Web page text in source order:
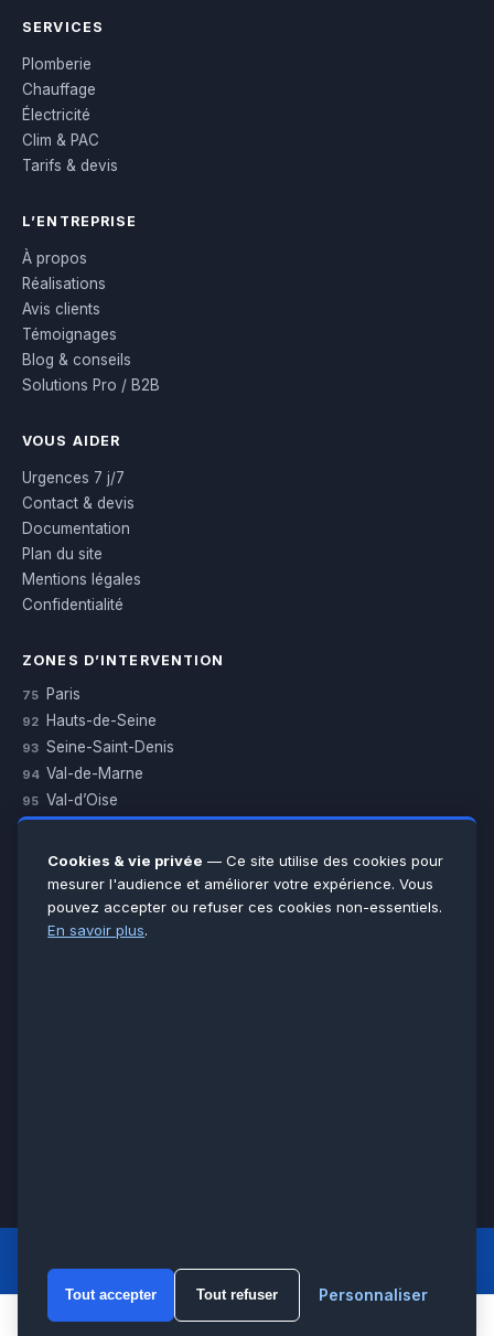
SERVICES
Plomberie
Chauffage
Électricité
Clim & PAC
Tarifs & devis
L’ENTREPRISE
À propos
Réalisations
Avis clients
Témoignages
Blog & conseils
Solutions Pro / B2B
VOUS AIDER
Urgences 7 j/7
Contact & devis
Documentation
Plan du site
Mentions légales
Confidentialité
ZONES D’INTERVENTION
75 Paris
92 Hauts-de-Seine
93 Seine-Saint-Denis
94 Val-de-Marne
95 Val-d’Oise
Essonne
Seine-et-Marne
Voir toutes les villes →
LCM
Cookies & vie privée — Ce site utilise des cookies pour
mesurer l'audience et améliorer votre expérience. Vous
pouvez accepter ou refuser ces cookies non-essentiels.
En savoir plus.
Tout accepter Tout refuser Personnaliser